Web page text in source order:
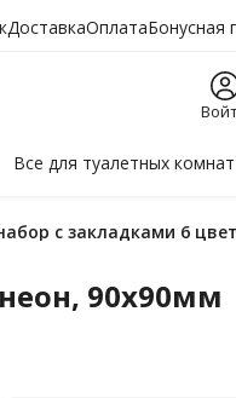
ДоставкаОплатаБонусная
Все для туалетных комнат
с закладками 6
90х90мм